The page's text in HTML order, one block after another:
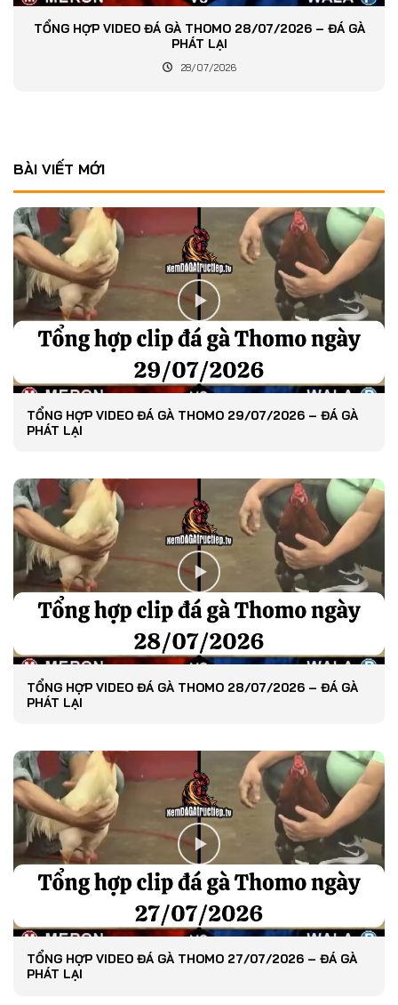
TỔNG HỢP VIDEO ĐÁ GÀ THOMO 28/07/2026 – ĐÁ GÀ
PHÁT LẠI
28/07/2026
BÀI VIẾT MỚI
TỔNG HỢP VIDEO ĐÁ GÀ THOMO 29/07/2026 – ĐÁ GÀ
PHÁT LẠI
TỔNG HỢP VIDEO ĐÁ GÀ THOMO 28/07/2026 – ĐÁ GÀ
PHÁT LẠI
TỔNG HỢP VIDEO ĐÁ GÀ THOMO 27/07/2026 – ĐÁ GÀ
PHÁT LẠI